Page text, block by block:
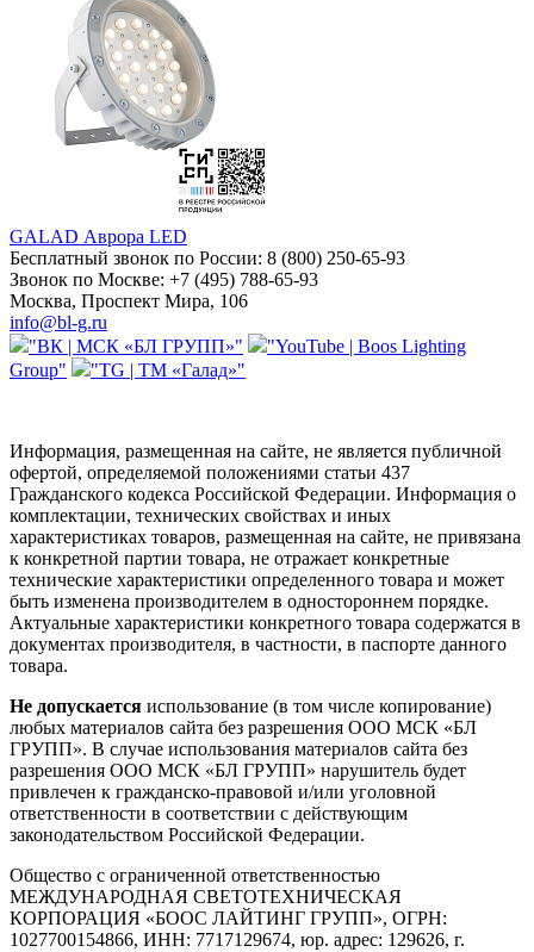
GALAD Аврора LED
Бесплатный звонок по России: 8 (800) 250-65-93
Звонок по Москве: +7 (495) 788-65-93
Москва, Проспект Мира, 106
info@bl-g.ru
"ВК | МСК «БЛ ГРУПП»"
"YouTube | Boos Lighting
Group"
"TG | ТМ «Галад»"
Информация, размещенная на сайте, не является публичной
офертой, определяемой положениями статьи 437
Гражданского кодекса Российской Федерации. Информация о
комплектации, технических свойствах и иных
характеристиках товаров, размещенная на сайте, не привязана
к конкретной партии товара, не отражает конкретные
технические характеристики определенного товара и может
быть изменена производителем в одностороннем порядке.
Актуальные характеристики конкретного товара содержатся в
документах производителя, в частности, в паспорте данного
товара.
Не допускается использование (в том числе копирование)
любых материалов сайта без разрешения ООО МСК «БЛ
ГРУПП». В случае использования материалов сайта без
разрешения ООО МСК «БЛ ГРУПП» нарушитель будет
привлечен к гражданско-правовой и/или уголовной
ответственности в соответствии с действующим
законодательством Российской Федерации.
Общество с ограниченной ответственностью
МЕЖДУНАРОДНАЯ СВЕТОТЕХНИЧЕСКАЯ
КОРПОРАЦИЯ «БООС ЛАЙТИНГ ГРУПП», ОГРН:
1027700154866, ИНН: 7717129674, юр. адрес: 129626, г.